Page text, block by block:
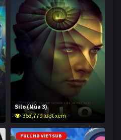
Silo (Mùa 3)
353,779 lượt xem
FULL HD VIETSUB